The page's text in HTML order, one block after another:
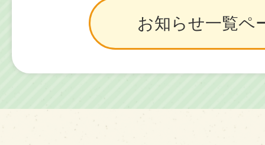
2026年07月07日
子育て講座の開催について【
2026年06月30日
B&Gプールがオープンします
お知らせ一覧ペ